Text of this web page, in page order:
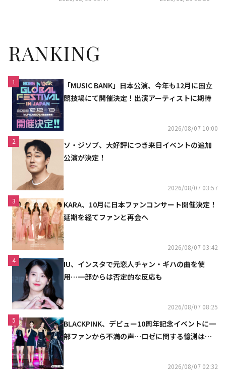
RANKING
1
「MUSIC BANK」日本公演、今年も12月に国立
競技場にて開催決定！出演アーティストに期待
2026/08/07 10:00
2
ソ・ジソブ、大好評につき来日イベントの追加
公演が決定！
2026/08/07 03:57
3
KARA、10月に日本ファンコンサート開催決定！
延期を経てファンと再会へ
2026/08/07 03:42
4
IU、インスタで元恋人チャン・ギハの曲を使
用…一部からは否定的な反応も
2026/08/07 08:25
5
BLACKPINK、デビュー10周年記念イベントに一
部ファンから不満の声…ロゼに関する憶測は否
2026/08/07 02:32